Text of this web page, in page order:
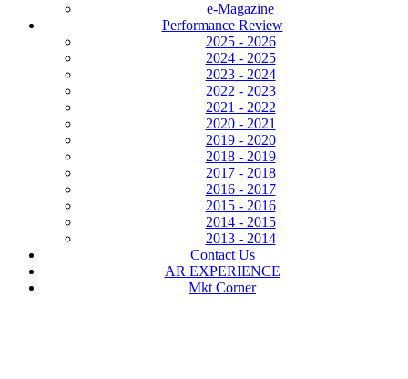
e-Magazine
Performance Review
2025 - 2026
2024 - 2025
2023 - 2024
2022 - 2023
2021 - 2022
2020 - 2021
2019 - 2020
2018 - 2019
2017 - 2018
2016 - 2017
2015 - 2016
2014 - 2015
2013 - 2014
Contact Us
AR EXPERIENCE
Mkt Corner